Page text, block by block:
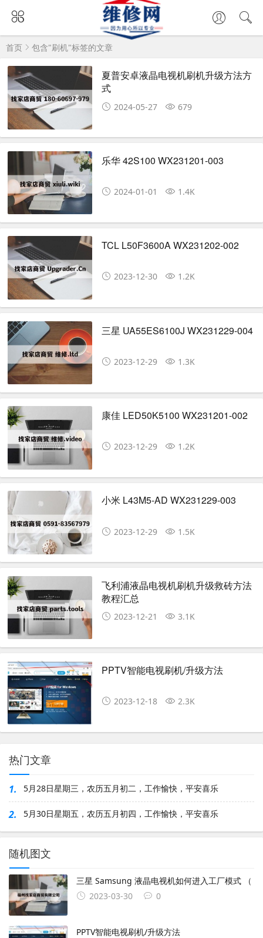
首页 包含"刷机"标签的文章
夏普安卓液晶电视机刷机升级方法方
式
2024-05-27 679
乐华 42S100 WX231201-003
2024-01-01 1.4K
TCL L50F3600A WX231202-002
2023-12-30 1.2K
三星 UA55ES6100J WX231229-004
2023-12-29 1.3K
康佳 LED50K5100 WX231201-002
2023-12-29 1.2K
小米 L43M5-AD WX231229-003
2023-12-29 1.5K
飞利浦液晶电视机刷机升级救砖方法
教程汇总
2023-12-21 3.1K
PPTV智能电视刷机/升级方法
2023-12-18 2.3K
热门文章
1. 5月28日星期三，农历五月初二，工作愉快，平安喜乐
2. 5月30日星期五，农历五月初四，工作愉快，平安喜乐
随机图文
三星 Samsung 液晶电视机如何进入工厂模式 （
2023-03-30
0
PPTV智能电视刷机/升级方法